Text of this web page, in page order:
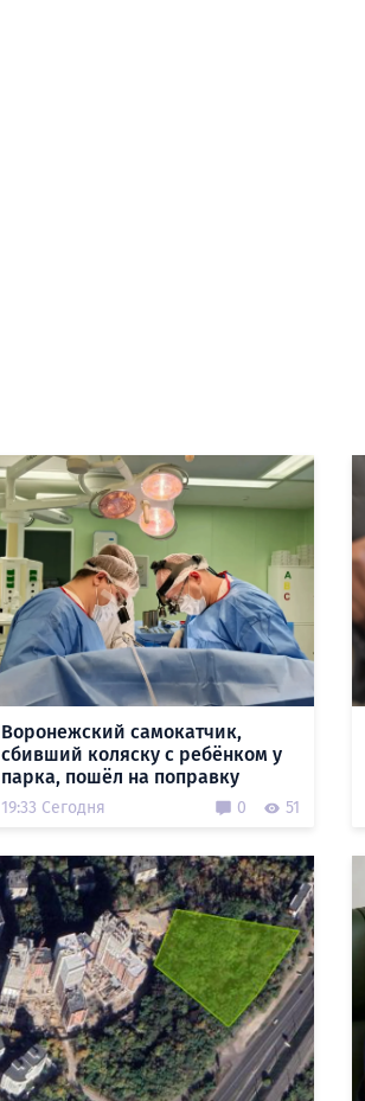
Воронежский самокатчик,
сбивший коляску с ребёнком у
парка, пошёл на поправку
19:33 Сегодня 0 51